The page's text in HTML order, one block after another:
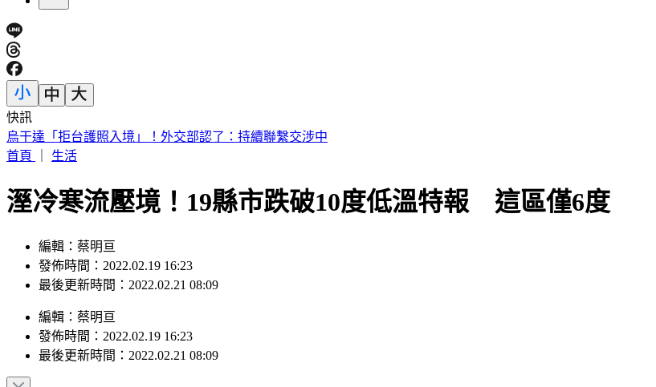
快訊
白海豚接近！新北淡水驚見龍捲風 民眾驚呼：難得一遇
首頁
生活
溼冷寒流壓境！19縣市跌破10度低溫特報 這區僅6度
編輯：蔡明亘
發佈時間：2022.02.19 16:23
最後更新時間：2022.02.21 08:09
編輯 ： 蔡明亘
發佈時間： 2022.02.19 16:23
最後更新時間： 2022.02.21 08:09